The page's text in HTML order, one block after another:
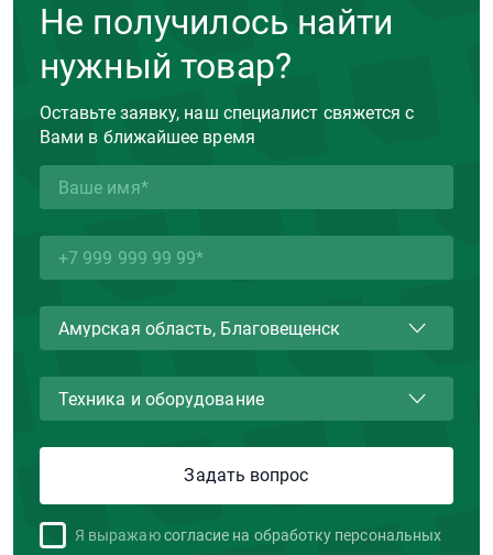
Не получилось найти
нужный товар?
Оставьте заявку, наш специалист свяжется с
Вами в ближайшее время
Я выражаю согласие на обработку персональных